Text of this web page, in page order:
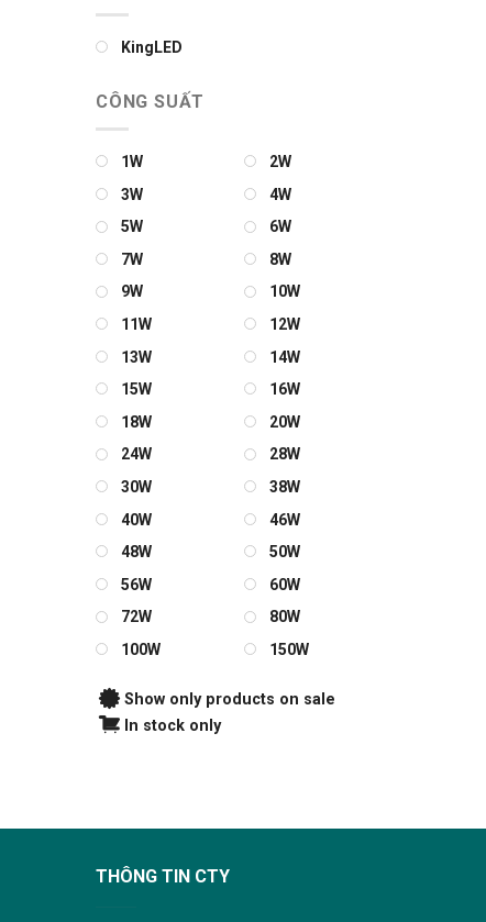
KingLED
CÔNG SUẤT
1W
2W
3W
4W
5W
6W
7W
8W
9W
10W
11W
12W
13W
14W
15W
16W
18W
20W
24W
28W
30W
38W
40W
46W
48W
50W
56W
60W
72W
80W
100W
150W
Show only products on sale
In stock only
THÔNG TIN CTY